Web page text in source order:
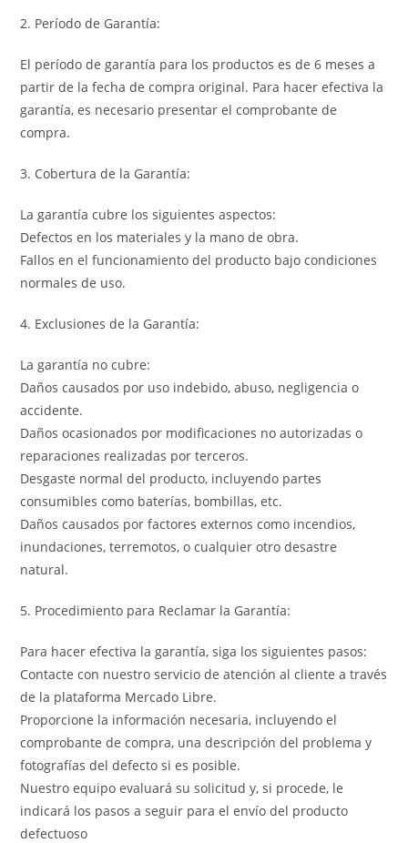
2. Período de Garantía:
El período de garantía para los productos es de 6 meses a
partir de la fecha de compra original. Para hacer efectiva la
garantía, es necesario presentar el comprobante de
compra.
3. Cobertura de la Garantía:
La garantía cubre los siguientes aspectos:
Defectos en los materiales y la mano de obra.
Fallos en el funcionamiento del producto bajo condiciones
normales de uso.
4. Exclusiones de la Garantía:
La garantía no cubre:
Daños causados por uso indebido, abuso, negligencia o
accidente.
Daños ocasionados por modificaciones no autorizadas o
reparaciones realizadas por terceros.
Desgaste normal del producto, incluyendo partes
consumibles como baterías, bombillas, etc.
Daños causados por factores externos como incendios,
inundaciones, terremotos, o cualquier otro desastre
natural.
5. Procedimiento para Reclamar la Garantía:
Para hacer efectiva la garantía, siga los siguientes pasos:
Contacte con nuestro servicio de atención al cliente a través
de la plataforma Mercado Libre.
Proporcione la información necesaria, incluyendo el
comprobante de compra, una descripción del problema y
fotografías del defecto si es posible.
Nuestro equipo evaluará su solicitud y, si procede, le
indicará los pasos a seguir para el envío del producto
defectuoso